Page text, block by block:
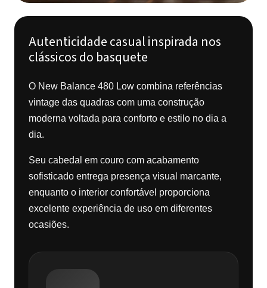
Autenticidade casual inspirada nos
clássicos do basquete
O New Balance 480 Low combina referências
vintage das quadras com uma construção
moderna voltada para conforto e estilo no dia a
dia.
Seu cabedal em couro com acabamento
sofisticado entrega presença visual marcante,
enquanto o interior confortável proporciona
excelente experiência de uso em diferentes
ocasiões.